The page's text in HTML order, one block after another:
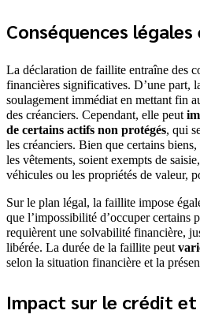
Conséquences
La déclaration de faillite entraîne des
financières significatives. D’une part,
soulagement immédiat en mettant fin
des créanciers. Cependant, elle peut
de certains actifs non protégés, qui
les créanciers. Bien que certains
les vêtements, soient exempts de
véhicules ou les propriétés de valeur,
Sur le plan légal, la faillite impose
que l’impossibilité d’occuper certains
requièrent une solvabilité financière,
libérée. La durée de la faillite peut
selon la situation financière et la
Impact sur le crédit